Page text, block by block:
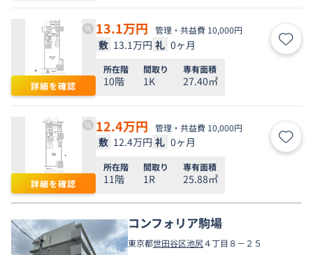
詳細を確認
13.1万円 管理・共益費 10,000円
敷 13.1万円 礼 0ヶ月 お気
所在階
10階
間取り
1K
専有面積
27.40㎡
詳細を確認
12.4万円 管理・共益費 10,000円
敷 12.4万円 礼 0ヶ月 お気
所在階
11階
間取り
1R
専有面積
25.88㎡
コンフォリア駒場
東京都世田谷区池尻４丁目８－２５